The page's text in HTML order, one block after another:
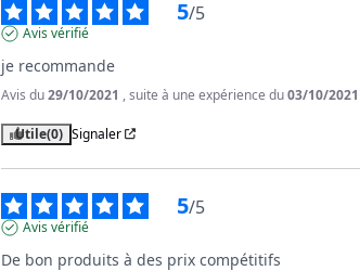
5/5
Avis vérifié
je recommande
Avis du29/10/2021 , suite à une expérience du03/10/2021
Utile(0) Signaler
5/5
Avis vérifié
De bon produits à des prix compétitifs